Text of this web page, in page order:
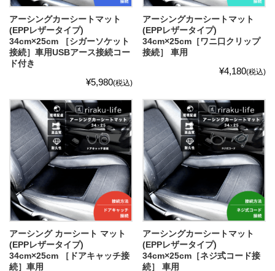
アーシングカーシートマット
(EPPレザータイプ)
34cm×25cm ［シガーソケット
接続］車用USBアース接続コー
ド付き
¥5,980(税込)
アーシングカーシートマット
(EPPレザータイプ)
34cm×25cm［ワニ口クリップ
接続］ 車用
¥4,180(税込)
アーシング カーシート マット
(EPPレザータイプ)
34cm×25cm ［ドアキャッチ接
続］車用
アーシングカーシートマット
(EPPレザータイプ)
34cm×25cm［ネジ式コード接
続］ 車用